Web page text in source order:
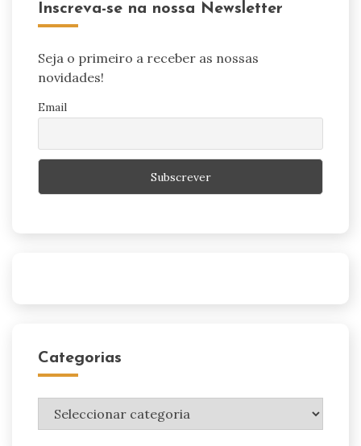
Inscreva-se na nossa Newsletter
Seja o primeiro a receber as nossas
novidades!
Email
Categorias
Categorias